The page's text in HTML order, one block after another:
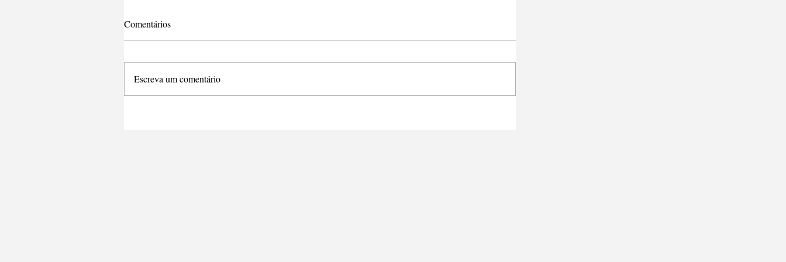
Comentários
Escreva um comentário